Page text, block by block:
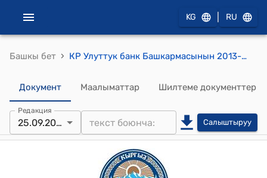
KG RU
Башкы бет › КР Улуттук банк Башкармасынын 2013-жылдын 25-сентябрындагы № 35/12 "Улуттук банк Башкармасынын 2008-жылдын 27-августундагы № 33/5 токтому менен бекитилген "Кыргыз Республикасынын банкнотторунун жана монеталарынын төлөө күчүнүн белгилери жана аларды алмаштыруу эрежелери жөнүндө" жобого өзгөртүүнү киргизүү тууралуу" токтому
Документ Маалыматтар Шилтеме документтер
Редакция
25.09.2013 Салыштыруу